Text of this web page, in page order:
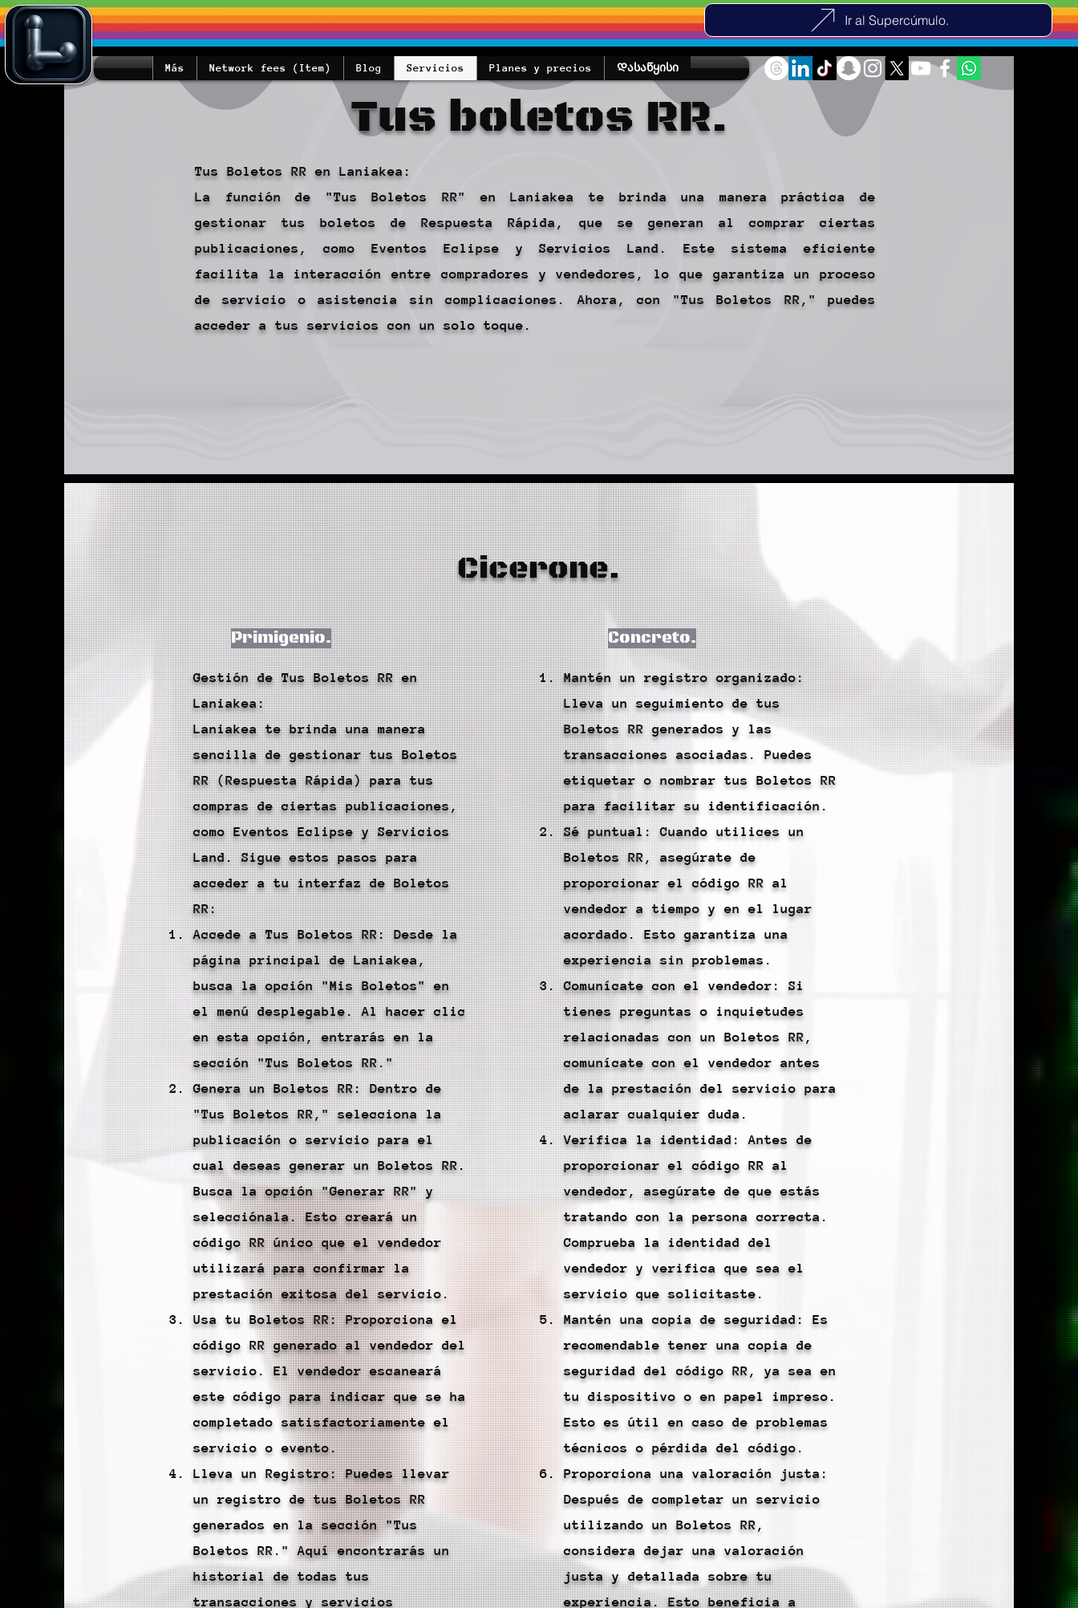
Ir al Supercúmulo.
Დასაწყისი
Planes y precios
Servicios
Blog
Network fees (Item)
Más
Tus boletos RR.
Tus Boletos RR en Laniakea:
La función de "Tus Boletos RR" en Laniakea te brinda una manera práctica de
gestionar tus boletos de Respuesta Rápida, que se generan al comprar ciertas
publicaciones, como Eventos Eclipse y Servicios Land. Este sistema eficiente
facilita la interacción entre compradores y vendedores, lo que garantiza un proceso
de servicio o asistencia sin complicaciones. Ahora, con "Tus Boletos RR," puedes
acceder a tus servicios con un solo toque.
Cicerone.
Primigenio.
Gestión de Tus Boletos RR en
Laniakea:
Laniakea te brinda una manera
sencilla de gestionar tus Boletos
RR (Respuesta Rápida) para tus
compras de ciertas publicaciones,
como Eventos Eclipse y Servicios
Land. Sigue estos pasos para
acceder a tu interfaz de Boletos
RR:
Accede a Tus Boletos RR: Desde la
página principal de Laniakea,
busca la opción "Mis Boletos" en
el menú desplegable. Al hacer clic
en esta opción, entrarás en la
sección "Tus Boletos RR."
Genera un Boletos RR: Dentro de
"Tus Boletos RR," selecciona la
publicación o servicio para el
cual deseas generar un Boletos RR.
Busca la opción "Generar RR" y
selecciónala. Esto creará un
código RR único que el vendedor
utilizará para confirmar la
prestación exitosa del servicio.
Usa tu Boletos RR: Proporciona el
código RR generado al vendedor del
servicio. El vendedor escaneará
este código para indicar que se ha
completado satisfactoriamente el
servicio o evento.
Lleva un Registro: Puedes llevar
un registro de tus Boletos RR
generados en la sección "Tus
Boletos RR." Aquí encontrarás un
historial de todas tus
transacciones y servicios
Concreto.
Mantén un registro organizado:
Lleva un seguimiento de tus
Boletos RR generados y las
transacciones asociadas. Puedes
etiquetar o nombrar tus Boletos RR
para facilitar su identificación.
Sé puntual: Cuando utilices un
Boletos RR, asegúrate de
proporcionar el código RR al
vendedor a tiempo y en el lugar
acordado. Esto garantiza una
experiencia sin problemas.
Comunícate con el vendedor: Si
tienes preguntas o inquietudes
relacionadas con un Boletos RR,
comunícate con el vendedor antes
de la prestación del servicio para
aclarar cualquier duda.
Verifica la identidad: Antes de
proporcionar el código RR al
vendedor, asegúrate de que estás
tratando con la persona correcta.
Comprueba la identidad del
vendedor y verifica que sea el
servicio que solicitaste.
Mantén una copia de seguridad: Es
recomendable tener una copia de
seguridad del código RR, ya sea en
tu dispositivo o en papel impreso.
Esto es útil en caso de problemas
técnicos o pérdida del código.
Proporciona una valoración justa:
Después de completar un servicio
utilizando un Boletos RR,
considera dejar una valoración
justa y detallada sobre tu
experiencia. Esto beneficia a